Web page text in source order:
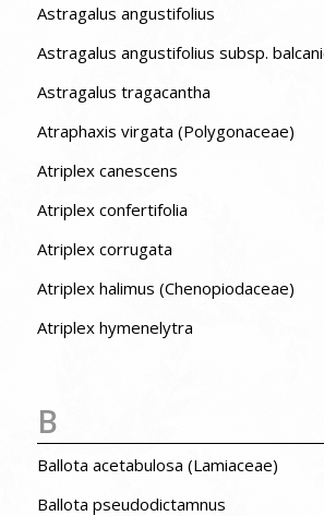
Astragalus angustifolius
Astragalus angustifolius subsp.
Astragalus tragacantha
Atraphaxis virgata (Polygonaceae)
Atriplex canescens
Atriplex confertifolia
Atriplex corrugata
Atriplex halimus (Chenopiodaceae)
Atriplex hymenelytra
B
Ballota acetabulosa (Lamiaceae)
Ballota pseudodictamnus